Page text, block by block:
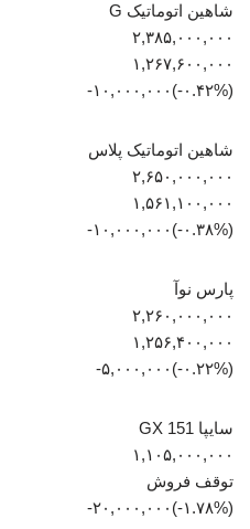
شاهین اتوماتیک G
۲,۳۸۵,۰۰۰,۰۰۰
۱,۲۶۷,۶۰۰,۰۰۰
(‎-۰.۴۲%‏)‎-۱۰,۰۰۰,۰۰۰‏
شاهین اتوماتیک پلاس
۲,۶۵۰,۰۰۰,۰۰۰
۱,۵۶۱,۱۰۰,۰۰۰
(‎-۰.۳۸%‏)‎-۱۰,۰۰۰,۰۰۰‏
پارس نوآ
۲,۲۶۰,۰۰۰,۰۰۰
۱,۲۵۶,۴۰۰,۰۰۰
(‎-۰.۲۲%‏)‎-۵,۰۰۰,۰۰۰‏
سایپا 151 GX
۱,۱۰۵,۰۰۰,۰۰۰
توقف فروش
(‎-۱.۷۸%‏)‎-۲۰,۰۰۰,۰۰۰‏